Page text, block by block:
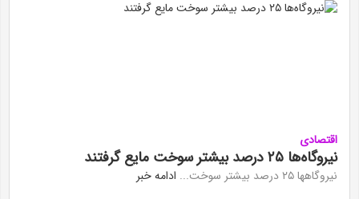
اقتصادی
نیروگاه‌ها ۲۵ درصد بیشتر سوخت مایع گرفتند
نیروگاهها ۲۵ درصد بیشتر سوخت... ادامه خبر